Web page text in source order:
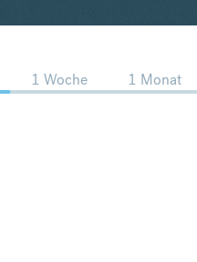
1 Woche 1 Monat